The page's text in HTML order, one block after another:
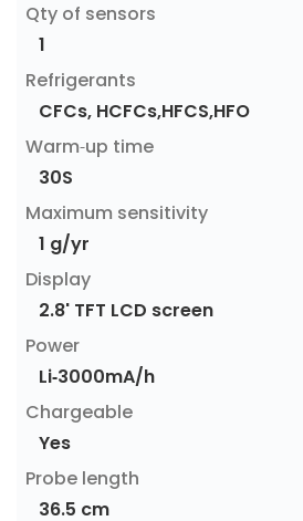
Qty of sensors
1
Refrigerants
CFCs, HCFCs,HFCS,HFO
Warm-up time
30S
Maximum sensitivity
1 g/yr
Display
2.8' TFT LCD screen
Power
Li-3000mA/h
Chargeable
Yes
Probe length
36.5 cm